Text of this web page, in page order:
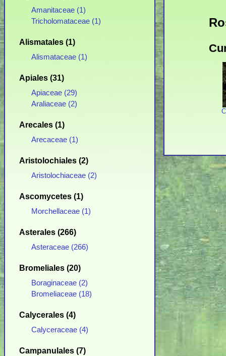
Amanitaceae (1)
Tricholomataceae (1)
Alismatales (1)
Alismataceae (1)
Apiales (31)
Apiaceae (29)
Araliaceae (2)
Arecales (1)
Arecaceae (1)
Aristolochiales (2)
Aristolochiaceae (2)
Ascomycetes (1)
Morchellaceae (1)
Asterales (266)
Asteraceae (266)
Bromeliales (20)
Boraginaceae (2)
Bromeliaceae (18)
Calycerales (4)
Calyceraceae (4)
Campanulales (7)